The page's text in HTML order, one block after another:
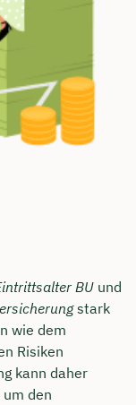
BU und
stark
wie dem
Risiken
kann daher
den